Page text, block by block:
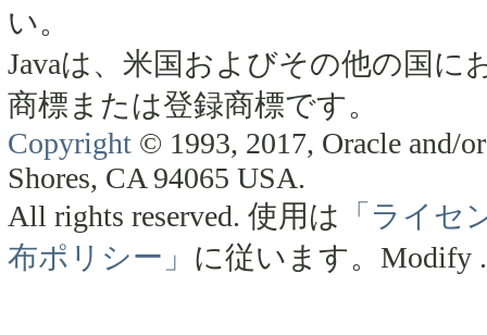
い。
Javaは、米国およびその他の国に
商標または登録商標です。
Copyright © 1993, 2017, Oracle and/
Shores, CA 94065 USA.
All rights reserved. 使用は 「ライセ
布ポリシー」 に従います。 Modify